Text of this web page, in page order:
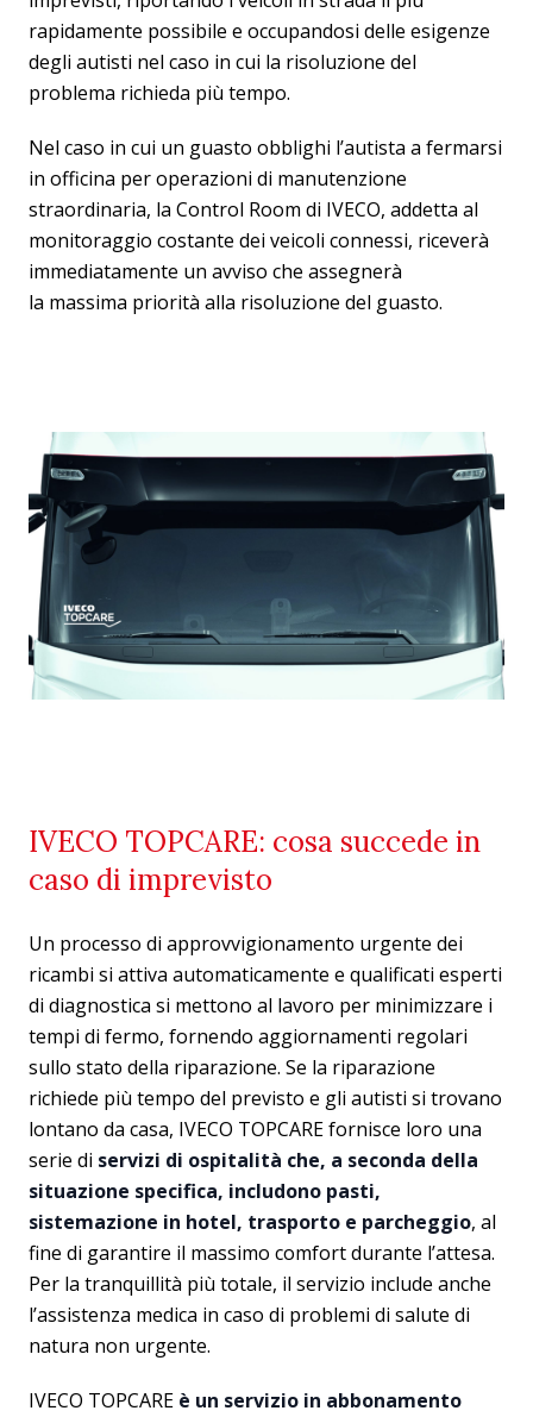
rapidamente possibile e occupandosi delle esigenze
degli autisti nel caso in cui la risoluzione del
problema richieda più tempo.
Nel caso in cui un guasto obblighi l’autista a fermarsi
in officina per operazioni di manutenzione
straordinaria, la Control Room di IVECO, addetta al
monitoraggio costante dei veicoli connessi, riceverà
immediatamente un avviso che assegnerà
la massima priorità alla risoluzione del guasto.
IVECO TOPCARE: cosa succede in
caso di imprevisto
Un processo di approvvigionamento urgente dei
ricambi si attiva automaticamente e qualificati esperti
di diagnostica si mettono al lavoro per minimizzare i
tempi di fermo, fornendo aggiornamenti regolari
sullo stato della riparazione. Se la riparazione
richiede più tempo del previsto e gli autisti si trovano
lontano da casa, IVECO TOPCARE fornisce loro una
serie di servizi di ospitalità che, a seconda della
situazione specifica, includono pasti,
sistemazione in hotel, trasporto e parcheggio, al
fine di garantire il massimo comfort durante l’attesa.
Per la tranquillità più totale, il servizio include anche
l’assistenza medica in caso di problemi di salute di
natura non urgente.
IVECO TOPCARE è un servizio in abbonamento